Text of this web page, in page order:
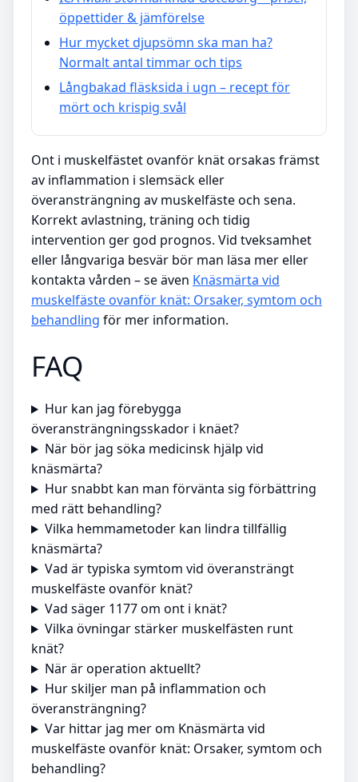
öppettider & jämförelse
Hur mycket djupsömn ska man ha?
Normalt antal timmar och tips
Långbakad fläsksida i ugn – recept för
mört och krispig svål
Ont i muskelfästet ovanför knät orsakas främst
av inflammation i slemsäck eller
överansträngning av muskelfäste och sena.
Korrekt avlastning, träning och tidig
intervention ger god prognos. Vid tveksamhet
eller långvariga besvär bör man läsa mer eller
kontakta vården – se även Knäsmärta vid
muskelfäste ovanför knät: Orsaker, symtom och
behandling för mer information.
FAQ
Hur kan jag förebygga
överansträngningsskador i knäet?
När bör jag söka medicinsk hjälp vid
knäsmärta?
Hur snabbt kan man förvänta sig förbättring
med rätt behandling?
Vilka hemmametoder kan lindra tillfällig
knäsmärta?
Vad är typiska symtom vid överansträngt
muskelfäste ovanför knät?
Vad säger 1177 om ont i knät?
Vilka övningar stärker muskelfästen runt
knät?
När är operation aktuellt?
Hur skiljer man på inflammation och
överansträngning?
Var hittar jag mer om Knäsmärta vid
muskelfäste ovanför knät: Orsaker, symtom och
behandling?